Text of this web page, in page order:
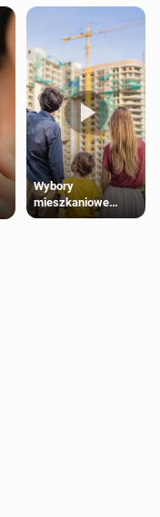
Wybory
mieszkaniowe
Polaków 2025